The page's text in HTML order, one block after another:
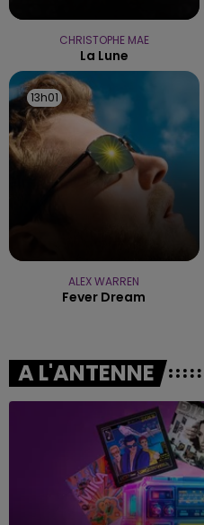
CHRISTOPHE MAE
La Lune
13h01
13h01
ALEX WARREN
Fever Dream
A L'ANTENNE